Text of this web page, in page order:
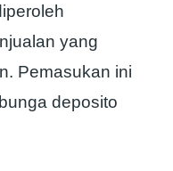
yang
Pemasukan ini
deposito